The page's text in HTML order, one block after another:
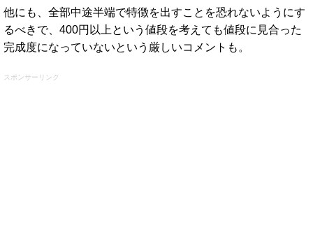
他にも、全部中途半端で特徴を出すことを恐れないようにす
るべきで、400円以上という値段を考えても値段に見合った
完成度になっていないという厳しいコメントも。
スポンサーリンク